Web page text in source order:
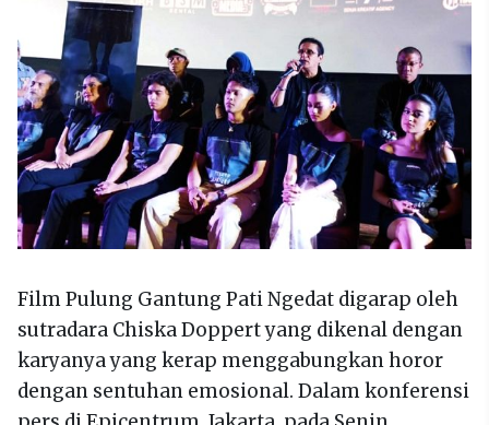
Film Pulung Gantung Pati Ngedat digarap oleh
sutradara Chiska Doppert yang dikenal dengan
karyanya yang kerap menggabungkan horor
dengan sentuhan emosional. Dalam konferensi